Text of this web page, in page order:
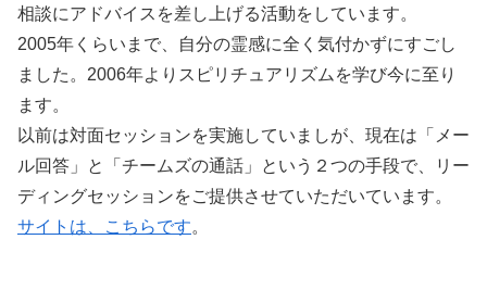
相談にアドバイスを差し上げる活動をしています。
2005年くらいまで、自分の霊感に全く気付かずにすごし
ました。2006年よりスピリチュアリズムを学び今に至り
ます。
以前は対面セッションを実施していましが、現在は「メー
ル回答」と「チームズの通話」という２つの手段で、リー
ディングセッションをご提供させていただいています。
サイトは、こちらです。